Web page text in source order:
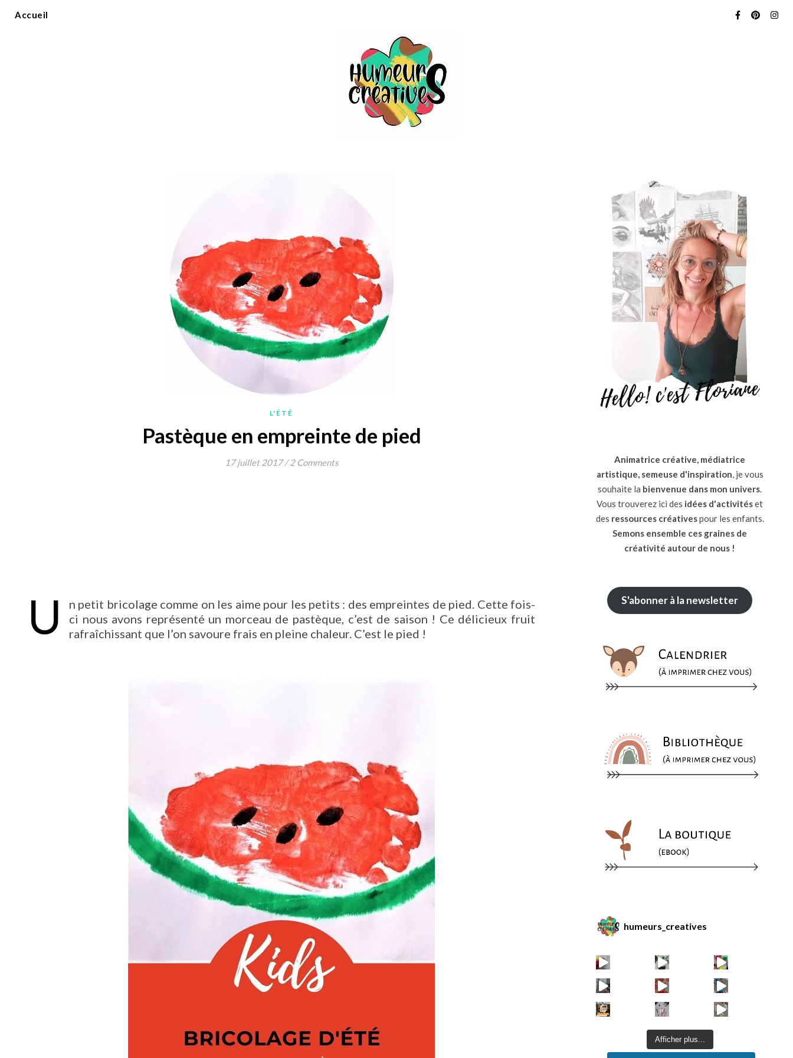
Accueil
L'ÉTÉ
Pastèque en empreinte de pied
17 juillet 2017 / 2 Comments
U
n petit bricolage comme on les aime pour les petits : des empreintes de pied. Cette fois-
ci nous avons représenté un morceau de pastèque, c’est de saison ! Ce délicieux fruit
rafraîchissant que l’on savoure frais en pleine chaleur. C’est le pied !
Animatrice créative, médiatrice
artistique, semeuse d'inspiration, je vous
souhaite la bienvenue dans mon univers.
Vous trouverez ici des idées d'activitéset
des ressources créativespour les enfants.
Semons ensemble ces graines de
créativité autour de nous !
S'abonner à la newsletter
humeurs_creatives
Afficher plus...